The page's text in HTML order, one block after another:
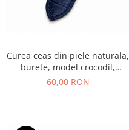
Curea ceas din piele naturala,
burete, model crocodil,
catarama din otel inoxidabil,
60,00 RON